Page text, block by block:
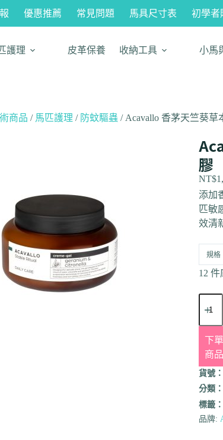
優惠推薦 常見問題 馬具尺寸表 初學者
護理 皮革保養 收納工具 小馬
商品 / 馬匹護理 / 防蚊驅蟲 / Acavallo 香茅天竺葵草
膠
NT$
添加
匹敏
效清
規格
12 件
下
商
貨號
分類：
標籤：
品牌: